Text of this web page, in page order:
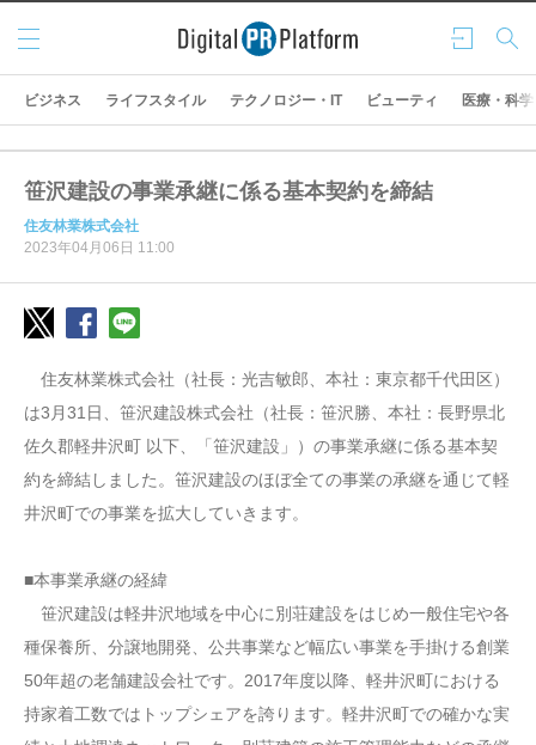
ログ
イン
検索
メニ
ュー
ビジネス ライフスタイル テクノロジー・IT ビューティ 医療・科学
笹沢建設の事業承継に係る基本契約を締結
住友林業株式会社
2023年04月06日 11:00
住友林業株式会社（社長：光吉敏郎、本社：東京都千代田区）
は3月31日、笹沢建設株式会社（社長：笹沢勝、本社：長野県北
佐久郡軽井沢町 以下、「笹沢建設」）の事業承継に係る基本契
約を締結しました。笹沢建設のほぼ全ての事業の承継を通じて軽
井沢町での事業を拡大していきます。
■本事業承継の経緯
笹沢建設は軽井沢地域を中心に別荘建設をはじめ一般住宅や各
種保養所、分譲地開発、公共事業など幅広い事業を手掛ける創業
50年超の老舗建設会社です。2017年度以降、軽井沢町における
持家着工数ではトップシェアを誇ります。軽井沢町での確かな実